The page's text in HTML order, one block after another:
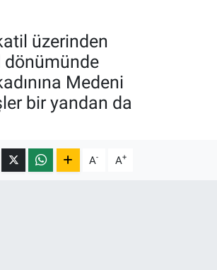
üzerinden
dönümünde
Medeni
bir yandan da
A- A+